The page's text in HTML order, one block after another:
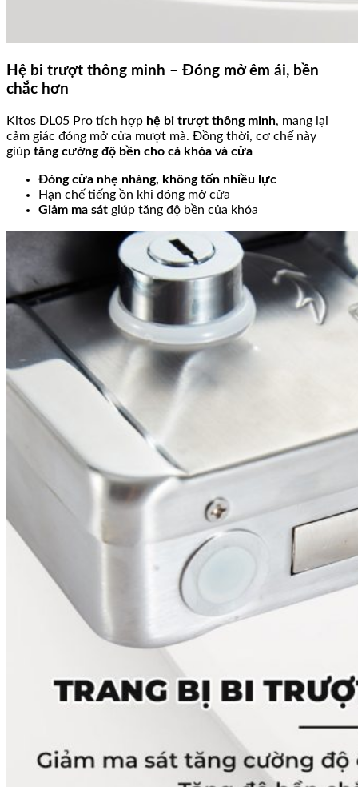
Hệ bi trượt thông minh – Đóng mở êm ái, bền
chắc hơn
Kitos DL05 Pro tích hợp hệ bi trượt thông minh, mang lại
cảm giác đóng mở cửa mượt mà. Đồng thời, cơ chế này
giúp tăng cường độ bền cho cả khóa và cửa
Đóng cửa nhẹ nhàng, không tốn nhiều lực
Hạn chế tiếng ồn khi đóng mở cửa
Giảm ma sát giúp tăng độ bền của khóa